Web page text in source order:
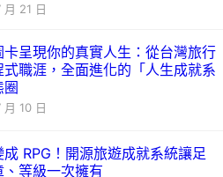
21 日
卡呈現你的真實人生：從台灣旅行
式職涯，全面進化的「人生成就系
圈
10 日
RPG！開源旅遊成就系統讓足
、等級一次擁有